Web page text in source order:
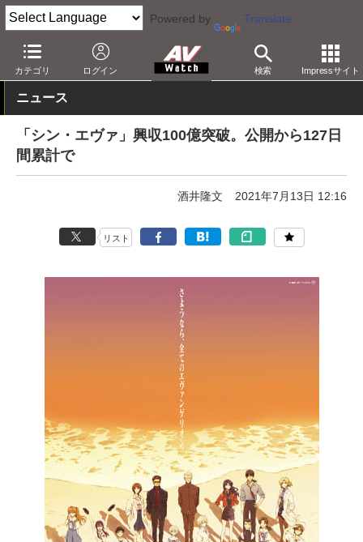
Powered by Translate
カテゴリ ログイン 検索 Impressサイト
AV Watch コンテンツ・サービス 映画 映画作品
ニュース
「シン・エヴァ」興収100億突破。公開から127日
間累計で
酒井隆文 2021年7月13日 12:16
リスト